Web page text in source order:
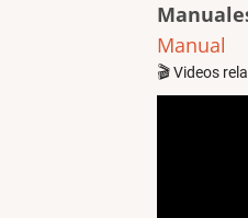
Manual
🎬 Videos